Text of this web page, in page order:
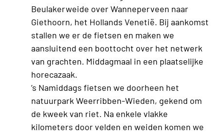
Beulakerweide over Wanneperveen naar
Giethoorn, het Hollands Venetië. Bij aankomst
stallen we er de fietsen en maken we
aansluitend een boottocht over het netwerk
van grachten. Middagmaal in een plaatselijke
horecazaak.
’s Namiddags fietsen we doorheen het
natuurpark Weerribben-Wieden, gekend om
de kweek van riet. Na enkele vlakke
kilometers door velden en weiden komen we